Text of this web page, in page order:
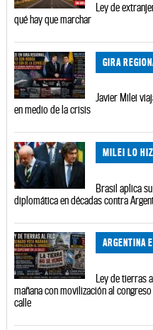
Ley de
qué hay que marchar
GIRA
Javier Milei
en medio de la crisis
MILEI LO
Brasil aplica
diplomática en décadas contra
ARGENTINA
Ley de tierras
mañana con movilización al
calle